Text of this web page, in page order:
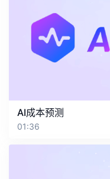
AI成本预测
01:36